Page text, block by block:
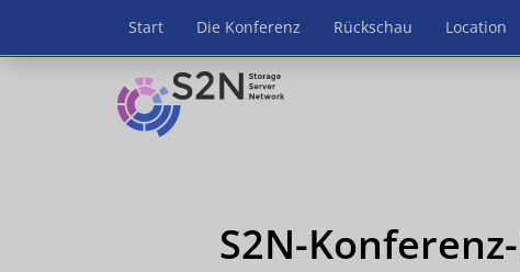
Start Die Konferenz Rückschau Location
S2N-